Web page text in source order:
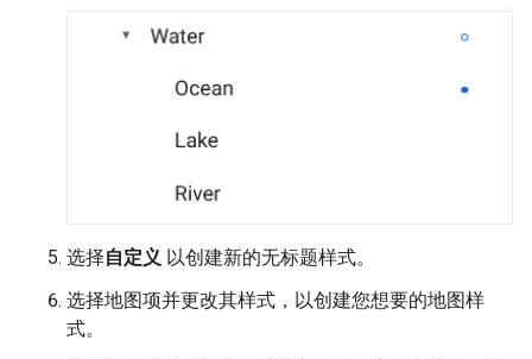
选择自定义 以创建新的无标题样式。
选择地图项并更改其样式，以创建您想要的地图样
式。